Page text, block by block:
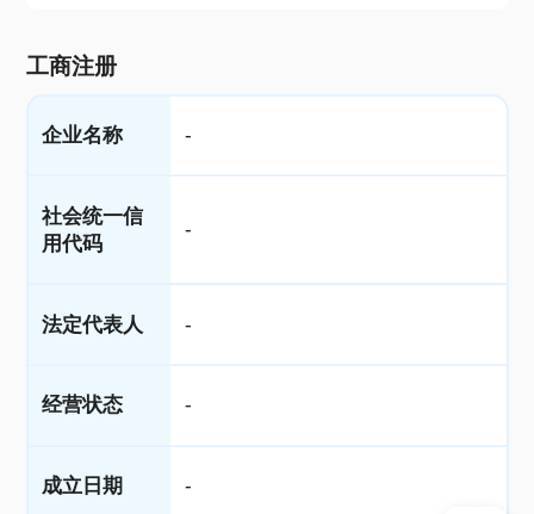
工商注册
企业名称 -
社会统一信
用代码
-
法定代表人 -
经营状态 -
成立日期 -